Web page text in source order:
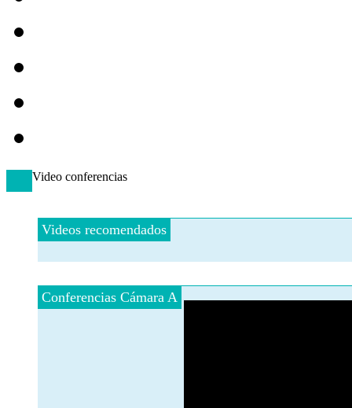
Video conferencias
Videos recomendados
Conferencias Cámara A